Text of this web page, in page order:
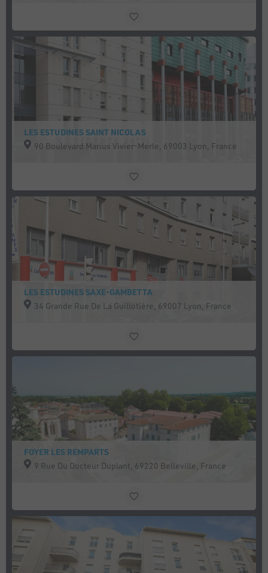
LES ESTUDINES SAINT NICOLAS
90 Boulevard Marius Vivier-Merle, 69003 Lyon, France
LES ESTUDINES SAXE-GAMBETTA
34 Grande Rue De La Guillotière, 69007 Lyon, France
FOYER LES REMPARTS
9 Rue Du Docteur Duplant, 69220 Belleville, France